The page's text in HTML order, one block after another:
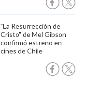
"La Resurrección de
Cristo" de Mel Gibson
confirmó estreno en
cines de Chile